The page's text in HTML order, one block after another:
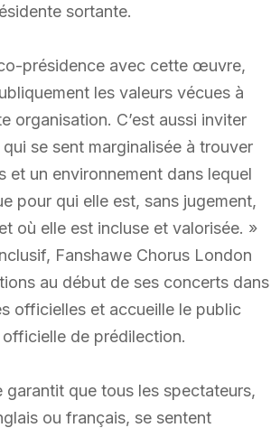
sortante.
présidence avec cette œuvre,
les valeurs vécues à
organisation. C’est aussi inviter
se sent marginalisée à trouver
et un environnement dans lequel
pour qui elle est, sans jugement,
où elle est incluse et valorisée. »
Fanshawe Chorus London
au début de ses concerts dans
officielles et accueille le public
de prédilection.
garantit que tous les spectateurs,
ou français, se sentent